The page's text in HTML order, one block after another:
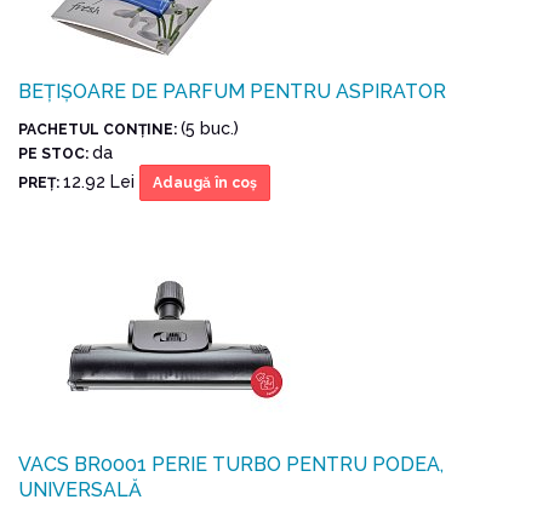
BEȚIȘOARE DE PARFUM PENTRU ASPIRATOR
PACHETUL CONŢINE: (5 buc.)
PE STOC: da
PREŢ: 12.92 Lei Adaugă în coş
VACS BR0001 PERIE TURBO PENTRU PODEA,
UNIVERSALĂ